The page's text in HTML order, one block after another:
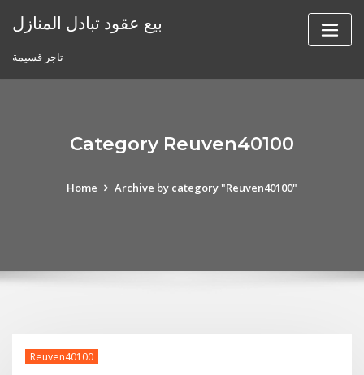
بيع عقود تبادل المنازل
تاجر قسيمة
Category Reuven40100
Home Archive by category "Reuven40100"
Reuven40100